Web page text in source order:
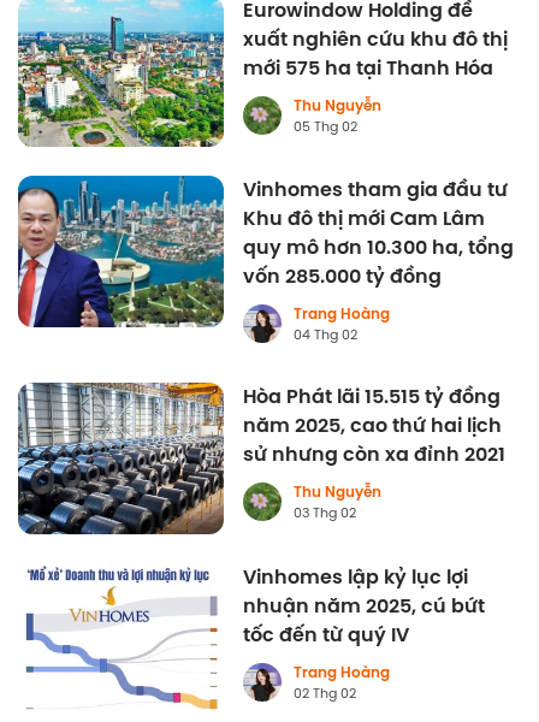
Eurowindow Holding đề
xuất nghiên cứu khu đô thị
mới 575 ha tại Thanh Hóa
Thu Nguyễn
05 Thg 02
Vinhomes tham gia đầu tư
Khu đô thị mới Cam Lâm
quy mô hơn 10.300 ha, tổng
vốn 285.000 tỷ đồng
Trang Hoàng
04 Thg 02
Hòa Phát lãi 15.515 tỷ đồng
năm 2025, cao thứ hai lịch
sử nhưng còn xa đỉnh 2021
Thu Nguyễn
03 Thg 02
Vinhomes lập kỷ lục lợi
nhuận năm 2025, cú bứt
tốc đến từ quý IV
Trang Hoàng
02 Thg 02